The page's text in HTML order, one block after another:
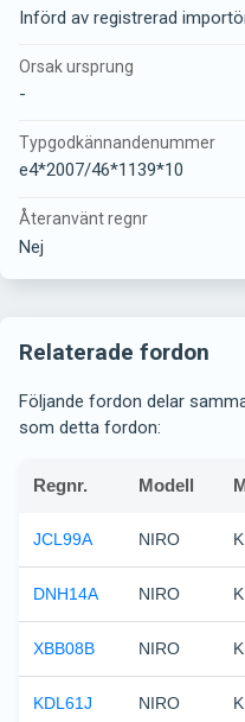
Införd av registrerad
Orsak ursprung
-
Typgodkännandenummer
e4*2007/46*1139*10
Återanvänt regnr
Nej
Relaterade fordon
Följande fordon delar
som detta fordon:
Regnr. Modell
JCL99A NIRO
DNH14A NIRO
XBB08B NIRO
KDL61J NIRO